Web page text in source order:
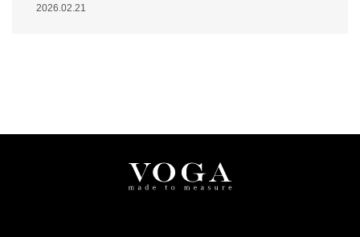
2026.02.21